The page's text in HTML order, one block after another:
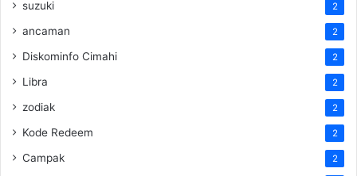
suzuki 2
ancaman 2
Diskominfo Cimahi 2
Libra 2
zodiak 2
Kode Redeem 2
Campak 2